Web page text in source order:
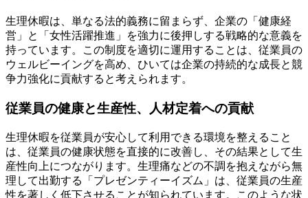
生理休暇は、単なる法的義務に留まらず、企業の「健康経
営」と「女性活躍推進」を強力に後押しする戦略的な意義を
持っています。この制度を適切に運用することは、従業員の
ウェルビーイングを高め、ひいては企業の持続的な成長と競
争力強化に貢献すると考えられます。
従業員の健康と生産性、人材定着への貢献
生理休暇を従業員が安心して利用できる環境を整えること
は、従業員の健康状態を直接的に改善し、その結果として生
産性向上につながります。生理痛などの不調を抱えながら無
理して出勤する「プレゼンティーイズム」は、従業員の生産
性を著しく低下させることが知られています。このような状